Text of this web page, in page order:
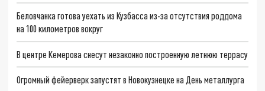
Беловчанка готова уехать из Кузбасса из-за отсутствия роддома
на 100 километров вокруг
В центре Кемерова снесут незаконно построенную летнюю террасу
Огромный фейерверк запустят в Новокузнецке на День металлурга